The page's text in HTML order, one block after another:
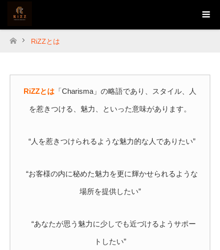
ホーム
RiZZとは
RiZZとは 「Charisma」の略語であり、スタイル、人
を惹きつける、魅力、といった意味があります。
“人を惹きつけられるような魅力的な人でありたい”
“お客様の内に秘めた魅力を更に輝かせられるような
場所を提供したい”
“あなたが思う魅力に少しでも近づけるようサポー
トしたい”